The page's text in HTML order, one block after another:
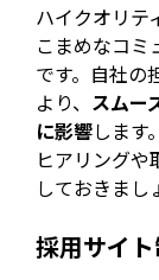
ハイクオリテ
こまめなコミ
です。自社の
より、 スムー
に影響します
ヒアリングや
しておきまし
採用サイ